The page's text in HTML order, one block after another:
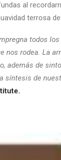
al
terrosa
todos
nos rodea. La
además de
síntesis de